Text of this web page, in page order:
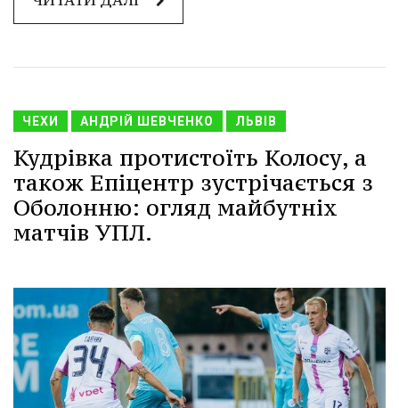
ЧЕХИ АНДРІЙ ШЕВЧЕНКО ЛЬВІВ
Кудрівка протистоїть Колосу, а
також Епіцентр зустрічається з
Оболонню: огляд майбутніх
матчів УПЛ.